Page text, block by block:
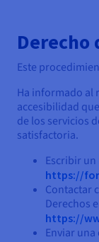
Derecho
Este
Ha informado al
accesibilidad
de los servicios
satisfactoria.
Escribir un
https://
Contactar
Derechos
https://
Enviar